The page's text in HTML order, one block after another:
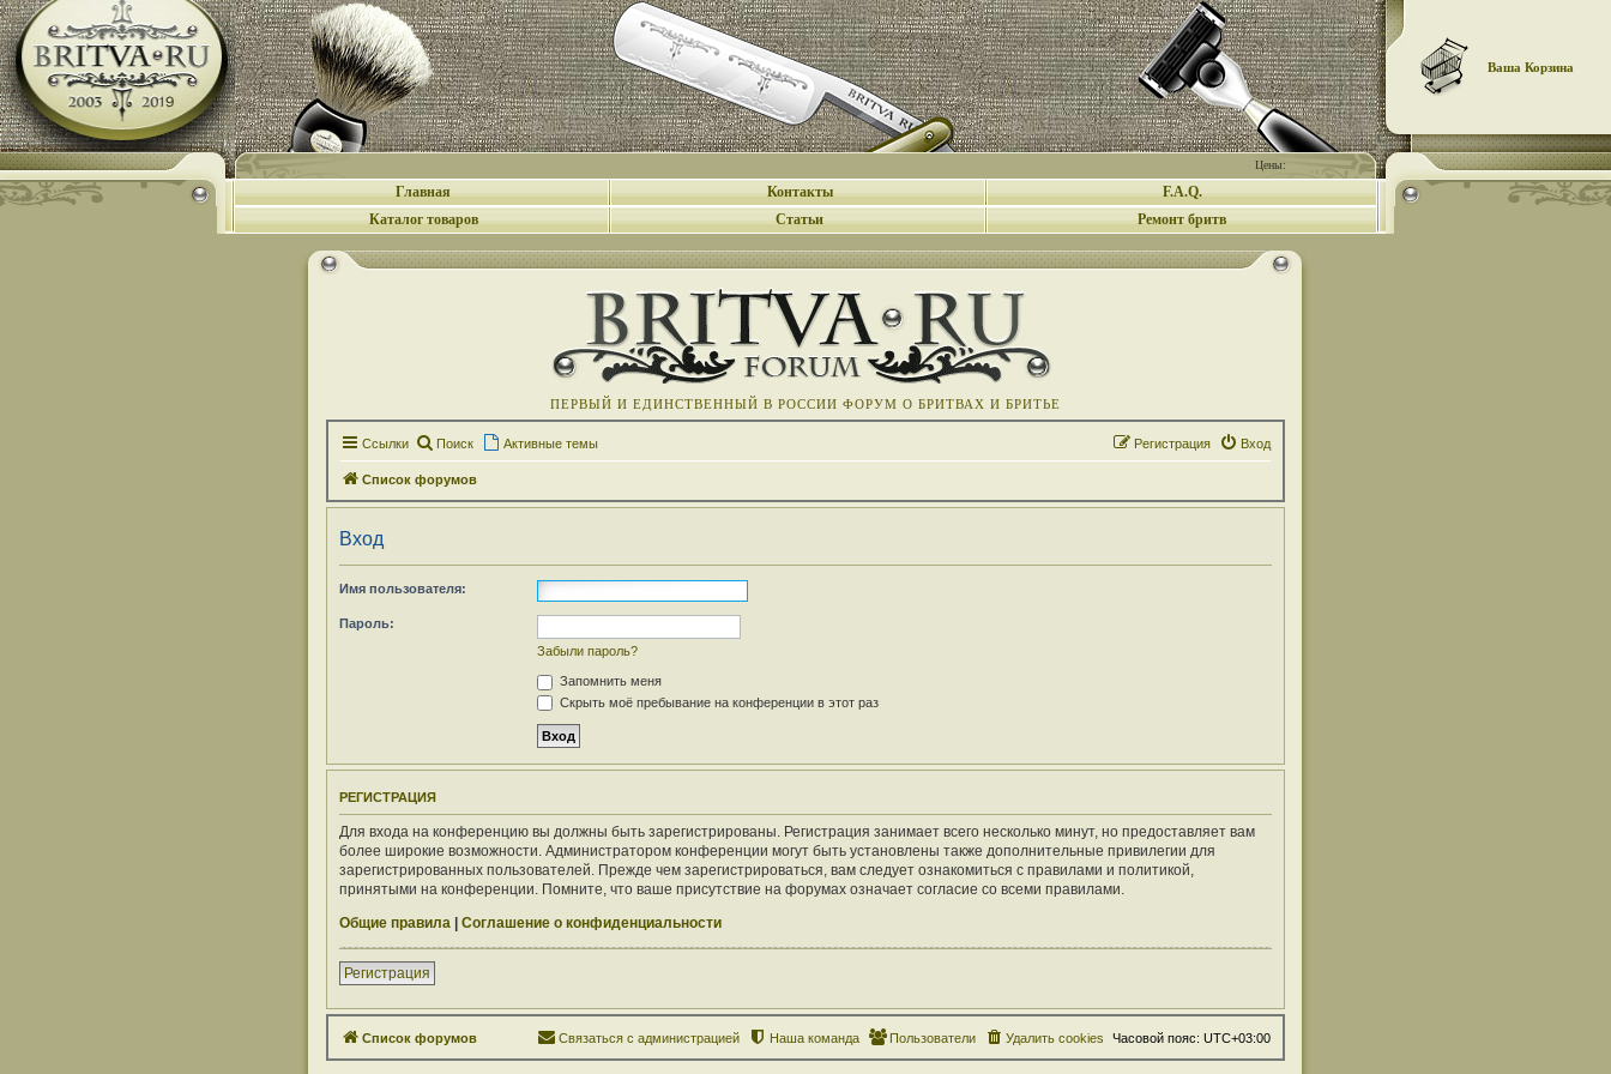
Цены:
Ваша Корзина
Главная Контакты
F.A.Q.
Каталог товаров
Статьи Ремонт бритв
ПЕРВЫЙ И ЕДИНСТВЕННЫЙ В РОССИИ ФОРУМ О БРИТВАХ И БРИТЬЕ
Ссылки Поиск Активные темы Вход
Регистрация
Список форумов
Вход
Имя пользователя:
Пароль:
Забыли пароль?
Запомнить меня
Скрыть моё пребывание на конференции в этот раз
РЕГИСТРАЦИЯ
Для входа на конференцию вы должны быть зарегистрированы. Регистрация занимает всего несколько минут, но предоставляет вам
более широкие возможности. Администратором конференции могут быть установлены также дополнительные привилегии для
зарегистрированных пользователей. Прежде чем зарегистрироваться, вам следует ознакомиться с правилами и политикой,
принятыми на конференции. Помните, что ваше присутствие на форумах означает согласие со всеми правилами.
Общие правила | Соглашение о конфиденциальности
Регистрация
Список форумов Часовой пояс: UTC+03:00
Удалить cookies
Пользователи
Наша команда
Связаться с администрацией